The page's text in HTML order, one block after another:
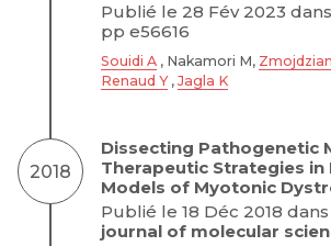
Publié le 28 Fév 2023 dans
pp e56616
Souidi A , Nakamori M,
Renaud Y, Jagla K
2018
Dissecting Pathogenetic
Therapeutic Strategies in
Models of Myotonic
Publié le 18 Déc 2018 dans
journal of molecular